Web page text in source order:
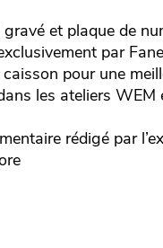
et plaque de
par
pour une
les ateliers WEM
rédigé par